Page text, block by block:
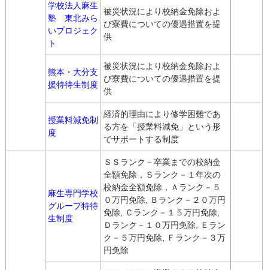
学校法人麻生
塾 東北みら
いプロジェク
ト
被災状況により校納金免除およ
び寮費についての優遇措置を提
供
熊本・大分支
援特待生制度
被災状況により校納金免除およ
び寮費についての優遇措置を提
供
授業料減免制
度
経済的理由により修学困難であ
る方を「授業料減免」という形
でサポートする制度
麻生専門学校
グループ特待
生制度
ＳＳランク－卒業までの校納金
全額免除，Ｓランク－１年次の
校納金全額免除，Ａランク－５
０万円免除, Ｂランク－２０万円
免除, Ｃランク－１５万円免除,
Ｄランク－１０万円免除, Ｅラン
ク－５万円免除, Ｆランク－３万
円免除